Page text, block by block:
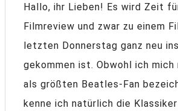
Hallo, ihr Lieben! Es wird Zeit
Filmreview und zwar zu einem
letzten Donnerstag ganz neu
gekommen ist. Obwohl ich
als größten Beatles-Fan
kenne ich natürlich die